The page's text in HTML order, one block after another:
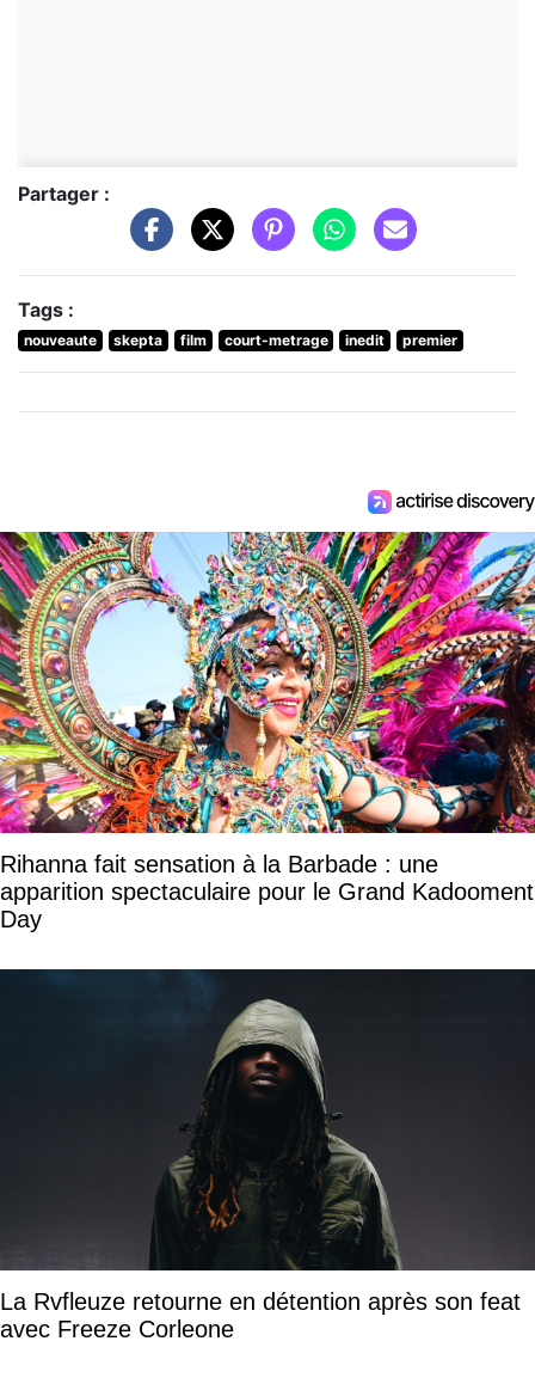
Partager :
Tags :
nouveaute skepta film court-metrage inedit premier
Rihanna fait sensation à la Barbade : une
apparition spectaculaire pour le Grand Kadooment
Day
La Rvfleuze retourne en détention après son feat
avec Freeze Corleone